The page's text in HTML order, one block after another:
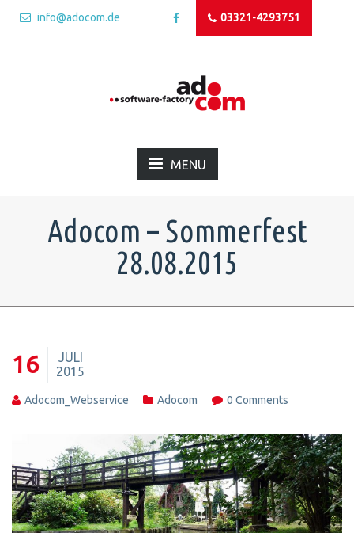
info@adocom.de 03321-4293751
MENU
Adocom – Sommerfest
28.08.2015
16
JULI
2015
Adocom_Webservice Adocom 0 Comments